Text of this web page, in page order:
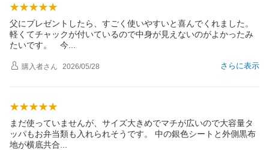
父にプレゼントしたら、すごく使いやすいと喜んでくれました。
軽くてチャックが付いているので中身が見えないのがよかったみ
たいです。 今
さらに表示
購入者さん 2026/05/28
まだ使っていませんが、サイズ大きめでマチが広いので大容量タ
ッパもお弁当類も入れられそうです。 中の銀色シートと外側黒布
地が横底共合